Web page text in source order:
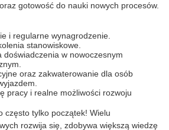
gotowość do nauki nowych procesów.
i regularne wynagrodzenie.
stanowiskowe.
doświadczenia w nowoczesnym
oraz zakwaterowanie dla osób
pracy i realne możliwości rozwoju
często tylko początek! Wielu
rozwija się, zdobywa większą wiedzę